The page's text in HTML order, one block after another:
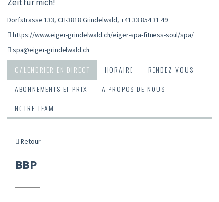
Zeit für mich!
Dorfstrasse 133, CH-3818 Grindelwald, +41 33 854 31 49
https://www.eiger-grindelwald.ch/eiger-spa-fitness-soul/spa/
spa@eiger-grindelwald.ch
CALENDRIER EN DIRECT HORAIRE
RENDEZ-VOUS
ABONNEMENTS ET PRIX
A PROPOS DE NOUS
NOTRE TEAM
Retour
BBP